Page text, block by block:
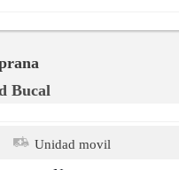
Bucal
Unidad movil